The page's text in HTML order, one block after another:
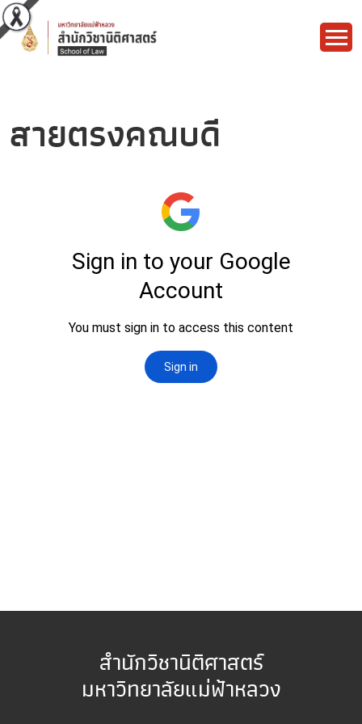
สายตรงคณบดี
สำนักวิชานิติศาสตร์
มหาวิทยาลัยแม่ฟ้าหลวง